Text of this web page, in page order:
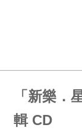
「新樂．
輯 CD